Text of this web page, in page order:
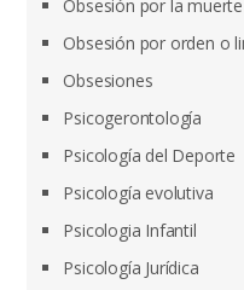
Obsesión por la muerte
Obsesión por orden o
Obsesiones
Psicogerontología
Psicología del Deporte
Psicología evolutiva
Psicologia Infantil
Psicología Jurídica